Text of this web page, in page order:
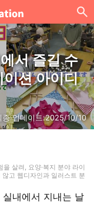
서 즐길 수
션 아이디
종 업데이트:2025/10/10
살려, 요양·복지 분야 라이
고 웹디자인과 일러스트 분
실내에서 지내는 날